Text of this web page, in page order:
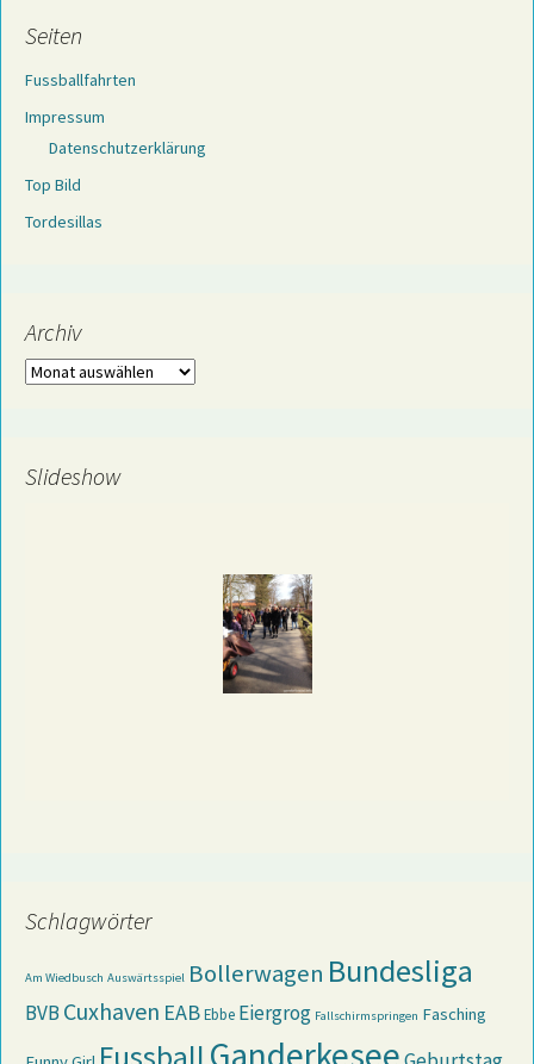
Seiten
Fussballfahrten
Impressum
Datenschutzerklärung
Top Bild
Tordesillas
Archiv
Archiv
Slideshow
Schlagwörter
Am Wiedbusch Auswärtsspiel Bollerwagen Bundesliga
BVBCuxhaven EABEbbe Eiergrog Fallschirmspringen Fasching